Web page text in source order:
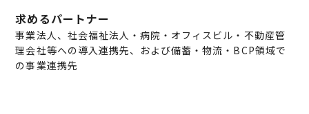
求めるパートナー
事業法人、社会福祉法人・病院・オフィスビル・不動産管
理会社等への導入連携先、および備蓄・物流・BCP領域で
の事業連携先